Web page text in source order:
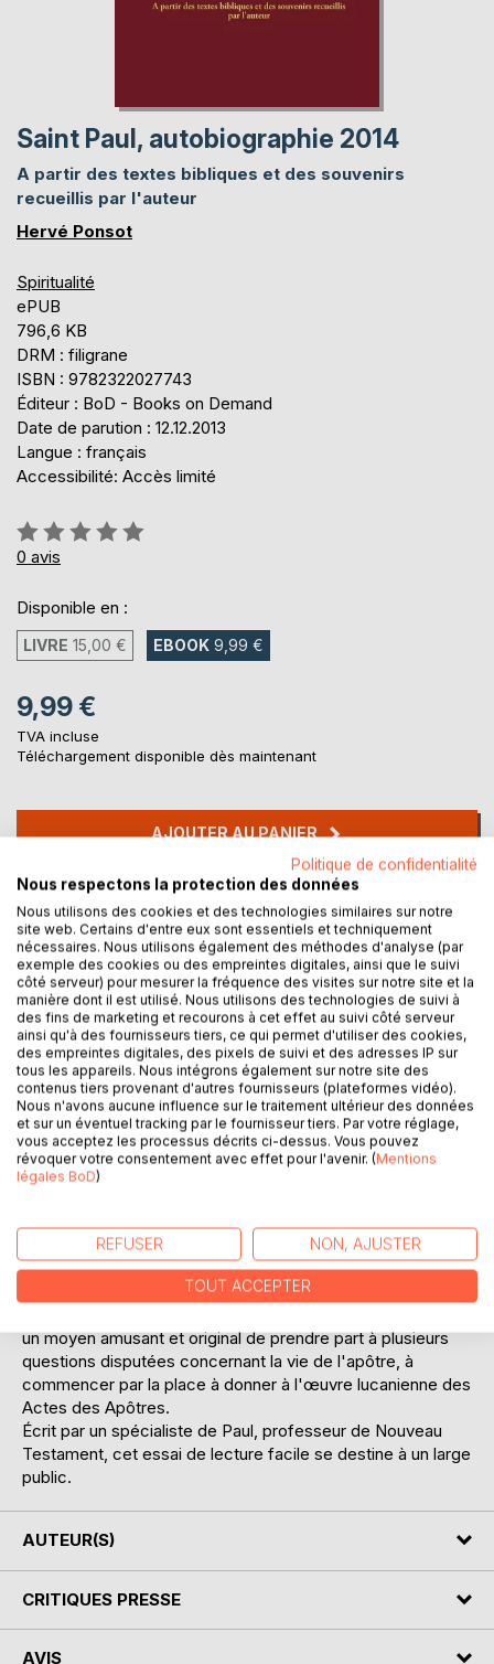
Saint Paul, autobiographie 2014
A partir des textes bibliques et des souvenirs
recueillis par l'auteur
Hervé Ponsot
Spiritualité
ePUB
796,6 KB
DRM : filigrane
ISBN : 9782322027743
Éditeur : BoD - Books on Demand
Date de parution : 12.12.2013
Langue : français
Accessibilité: Accès limité
Évaluation:
0%
0 avis
Disponible en :
LIVRE 15,00 € EBOOK 9,99 €
9,99 €
TVA incluse
Téléchargement disponible dès maintenant
AJOUTER AU PANIER
Ajouter à ma liste d'envies
Laisser un avis
DESCRIPTION
Écrire une biographie de l'apôtre saint Paul tient aujourd'hui
de la gageure : mais celle-ci se veut nouvelle quant à son
car rédigée par saint Paul lui-même, à partir de ses écrits
ou de ceux du Nouveau Testament, comme des
confidences qu'il aurait distillées à l'auteur...
On l'aura compris, les confidences en question touchent
un moyen amusant et original de prendre part à plusieurs
questions disputées concernant la vie de l'apôtre, à
commencer par la place à donner à l'œuvre lucanienne des
Actes des Apôtres.
Écrit par un spécialiste de Paul, professeur de Nouveau
Testament, cet essai de lecture facile se destine à un large
public.
AUTEUR(S)
CRITIQUES PRESSE
AVIS
Politique de confidentialité
Nous respectons la protection des données
Nous utilisons des cookies et des technologies similaires sur notre
site web. Certains d'entre eux sont essentiels et techniquement
nécessaires. Nous utilisons également des méthodes d'analyse (par
exemple des cookies ou des empreintes digitales, ainsi que le suivi
côté serveur) pour mesurer la fréquence des visites sur notre site et la
manière dont il est utilisé. Nous utilisons des technologies de suivi à
des fins de marketing et recourons à cet effet au suivi côté serveur
ainsi qu'à des fournisseurs tiers, ce qui permet d'utiliser des cookies,
des empreintes digitales, des pixels de suivi et des adresses IP sur
tous les appareils. Nous intégrons également sur notre site des
contenus tiers provenant d'autres fournisseurs (plateformes vidéo).
Nous n'avons aucune influence sur le traitement ultérieur des données
et sur un éventuel tracking par le fournisseur tiers. Par votre réglage,
vous acceptez les processus décrits ci-dessus. Vous pouvez
révoquer votre consentement avec effet pour l'avenir. (Mentions
légales BoD)
REFUSER NON, AJUSTER
TOUT ACCEPTER